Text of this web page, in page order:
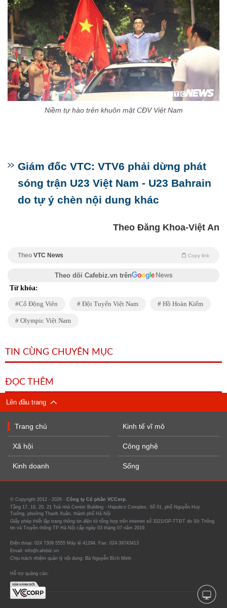
Niềm tự hào trên khuôn mặt CĐV Việt Nam
Giám đốc VTC: VTV6 phải dừng phát
sóng trận U23 Việt Nam - U23 Bahrain
do tự ý chèn nội dung khác
Theo Đăng Khoa-Việt An
Theo VTC News Copy link
Theo dõi Cafebiz.vn trên
Từ khóa:
Cổ Động Viên Đội Tuyển Việt Nam Hồ Hoàn Kiếm
Olympic Việt Nam
TIN CÙNG CHUYÊN MỤC
ĐỌC THÊM
Lên đầu trang
Trang chủ
Xã hội
Kinh doanh
Kinh tế vĩ mô
Công nghệ
Sống
© Copyright 2012 - 2026 - Công ty Cổ phần VCCorp.
Tầng 17, 19, 20, 21 Toà nhà Center Building - Hapulico Complex, Số 01, phố Nguyễn Huy
Tưởng, phường Thanh Xuân, thành phố Hà Nội
Giấy phép thiết lập trang thông tin điện tử tổng hợp trên internet số 3321/GP-TTĐT do Sở Thông
tin và Truyền thông TP Hà Nội cấp ngày 03 tháng 07 năm 2019.
Điện thoại: 024 7309 5555 Máy lẻ 41294. Fax: 024-39743413
Email: info@cafebiz.vn
Chịu trách nhiệm quản lý nội dung: Bà Nguyễn Bích Minh
Hỗ trợ quảng cáo: